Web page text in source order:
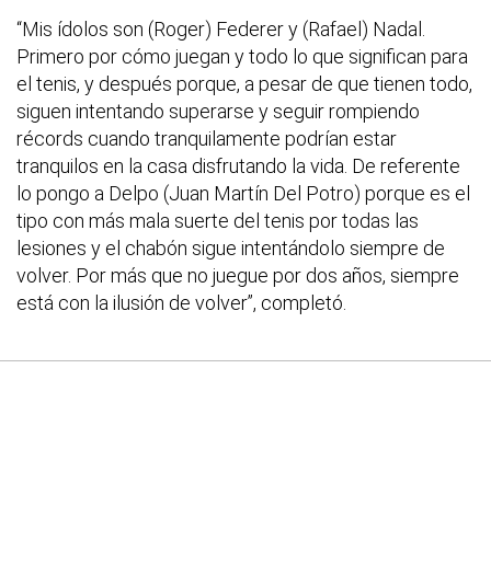
“Mis ídolos son (Roger) Federer y (Rafael) Nadal.
Primero por cómo juegan y todo lo que significan para
el tenis, y después porque, a pesar de que tienen todo,
siguen intentando superarse y seguir rompiendo
récords cuando tranquilamente podrían estar
tranquilos en la casa disfrutando la vida. De referente
lo pongo a Delpo (Juan Martín Del Potro) porque es el
tipo con más mala suerte del tenis por todas las
lesiones y el chabón sigue intentándolo siempre de
volver. Por más que no juegue por dos años, siempre
está con la ilusión de volver”, completó.